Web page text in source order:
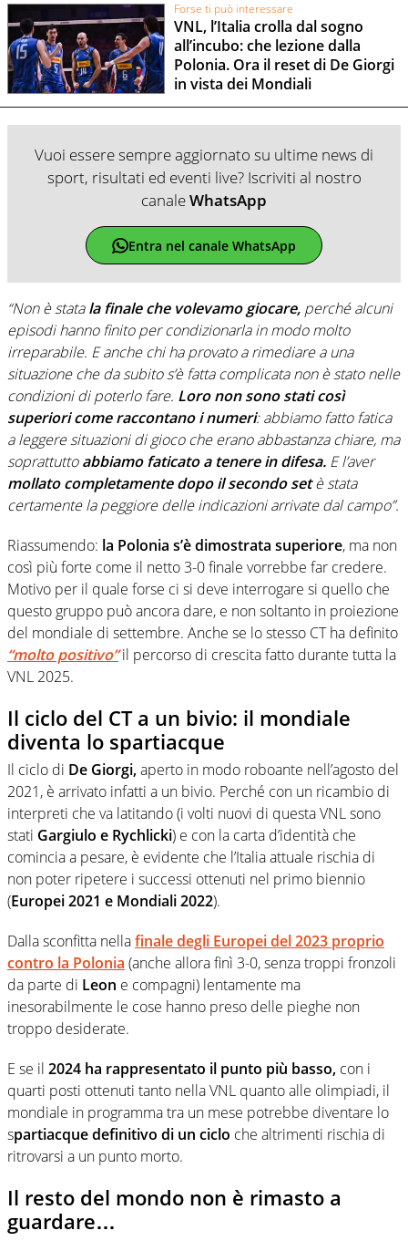
Forse ti può interessare
VNL, l’Italia crolla dal sogno
all’incubo: che lezione dalla
Polonia. Ora il reset di De Giorgi
in vista dei Mondiali
Vuoi essere sempre aggiornato su ultime news di
sport, risultati ed eventi live? Iscriviti al nostro
canaleWhatsApp
Entra nel canale WhatsApp
“Non è statala finale che volevamo giocare, perché alcuni
episodi hanno finito per condizionarla in modo molto
irreparabile. E anche chi ha provato a rimediare a una
situazione che da subito s’è fatta complicata non è stato nelle
condizioni di poterlo fare. Loro non sono stati così
superiori come raccontano i numeri: abbiamo fatto fatica
a leggere situazioni di gioco che erano abbastanza chiare, ma
soprattuttoabbiamo faticato a tenere in difesa. E l’aver
mollato completamente dopo il secondo setè stata
certamente la peggiore delle indicazioni arrivate dal campo”.
Riassumendo: la Polonia s’è dimostrata superiore, ma non
così più forte come il netto 3-0 finale vorrebbe far credere.
Motivo per il quale forse ci si deve interrogare si quello che
questo gruppo può ancora dare, e non soltanto in proiezione
del mondiale di settembre. Anche se lo stesso CT ha definito
“molto positivo”il percorso di crescita fatto durante tutta la
VNL 2025.
Il ciclo del CT a un bivio: il mondiale
diventa lo spartiacque
Il ciclo di De Giorgi,aperto in modo roboante nell’agosto del
2021, è arrivato infatti a un bivio. Perché con un ricambio di
interpreti che va latitando (i volti nuovi di questa VNL sono
stati Gargiulo e Rychlicki) e con la carta d’identità che
comincia a pesare, è evidente che l’Italia attuale rischia di
non poter ripetere i successi ottenuti nel primo biennio
(Europei 2021 e Mondiali 2022).
Dalla sconfitta nellafinale degli Europei del 2023 proprio
contro la Polonia (anche allora finì 3-0, senza troppi fronzoli
da parte di Leon e compagni) lentamente ma
inesorabilmente le cose hanno preso delle pieghe non
troppo desiderate.
E se il 2024 ha rappresentato il punto più basso, con i
quarti posti ottenuti tanto nella VNL quanto alle olimpiadi, il
mondiale in programma tra un mese potrebbe diventare lo
spartiacque definitivo di un ciclo che altrimenti rischia di
ritrovarsi a un punto morto.
Il resto del mondo non è rimasto a
guardare…